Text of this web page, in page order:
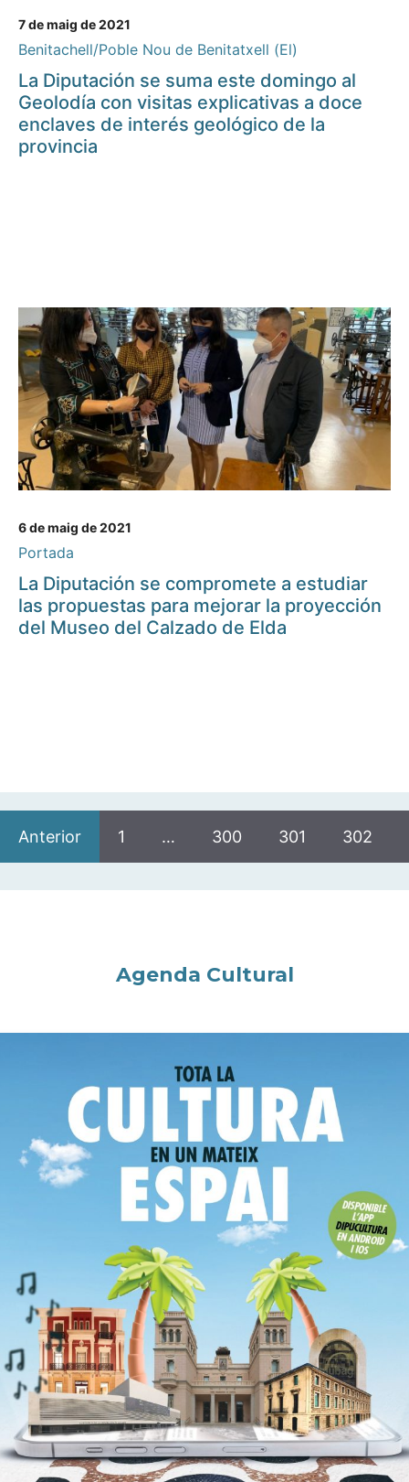
7 de maig de 2021
Benitachell/Poble Nou de Benitatxell (El)
La Diputación se suma este domingo al
Geolodía con visitas explicativas a doce
enclaves de interés geológico de la
provincia
6 de maig de 2021
Portada
La Diputación se compromete a estudiar
las propuestas para mejorar la proyección
del Museo del Calzado de Elda
Anterior 1 … 300 301 302
Agenda Cultural